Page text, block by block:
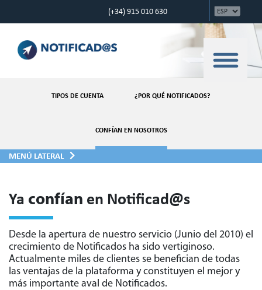
(+34) 915 010 630
TIPOS DE CUENTA ¿POR QUÉ NOTIFICADOS?
CONFÍAN EN NOSOTROS
MENÚ LATERAL
Ya confían en Notificad@s
Desde la apertura de nuestro servicio (Junio del 2010) el
crecimiento de Notificados ha sido vertiginoso.
Actualmente miles de clientes se benefician de todas
las ventajas de la plataforma y constituyen el mejor y
más importante aval de Notificados.